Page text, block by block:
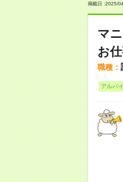
掲載日 :2025/
マ
お
職種：
アルバ